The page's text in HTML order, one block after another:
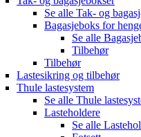
Se alle Tak- og
Bagasjeboks for
Se alle
Tilbehør
Tilbehør
Lastesikring og tilbehør
Thule lastesystem
Se alle Thule
Lasteholdere
Se alle